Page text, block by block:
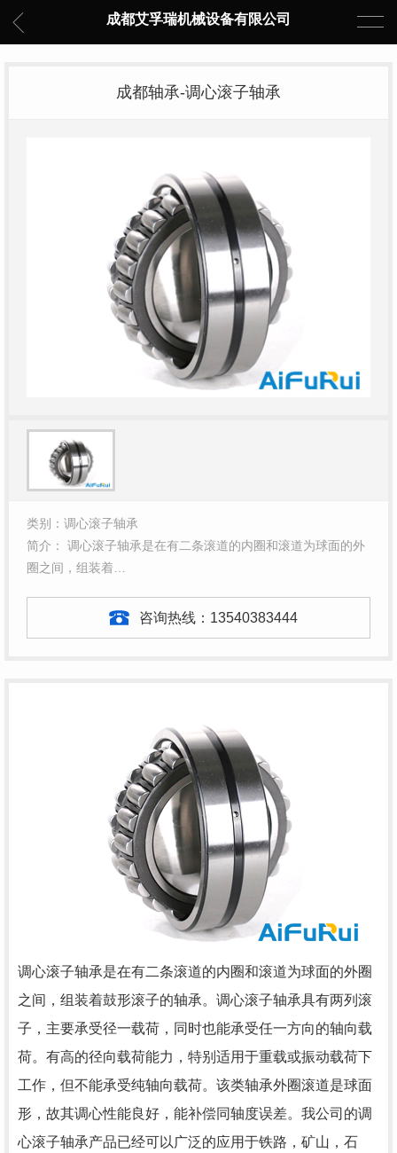
成都艾孚瑞机械设备有限公司
成都轴承-调心滚子轴承
类别：调心滚子轴承
简介： 调心滚子轴承是在有二条滚道的内圈和滚道为球面的外
圈之间，组装着…
咨询热线： 13540383444
调心滚子轴承是在有二条滚道的内圈和滚道为球面的外圈
之间，组装着鼓形滚子的轴承。调心滚子轴承具有两列滚
子，主要承受径一载荷，同时也能承受任一方向的轴向载
荷。有高的径向载荷能力，特别适用于重载或振动载荷下
工作，但不能承受纯轴向载荷。该类轴承外圈滚道是球面
形，故其调心性能良好，能补偿同轴度误差。我公司的调
心滚子轴承产品已经可以广泛的应用于铁路，矿山，石